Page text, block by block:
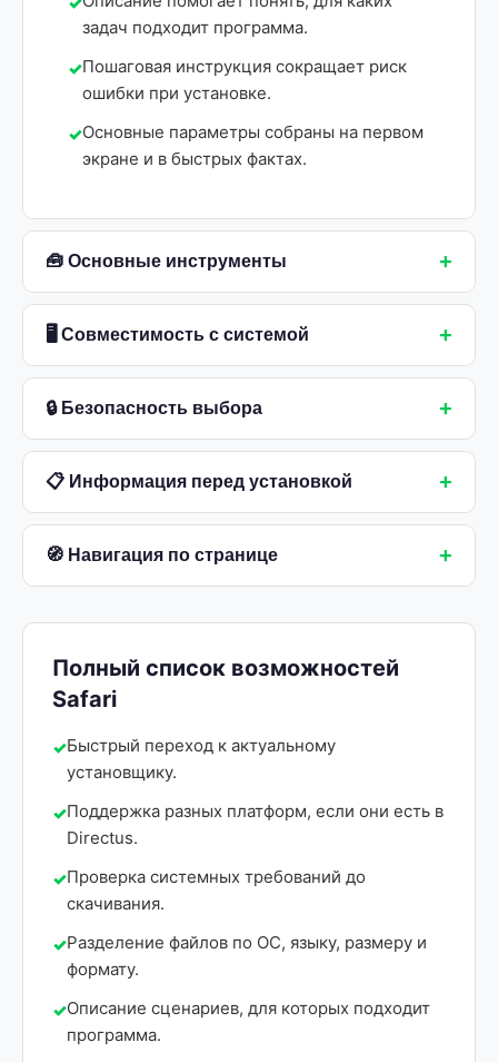
задач подходит программа.
Пошаговая инструкция сокращает риск
ошибки при установке.
Основные параметры собраны на первом
экране и в быстрых фактах.
🧰 Основные инструменты +
🖥 Совместимость с системой +
🔒 Безопасность выбора +
📋 Информация перед установкой +
🧭 Навигация по странице +
Полный список возможностей
Safari
Быстрый переход к актуальному
установщику.
Поддержка разных платформ, если они есть в
Directus.
Проверка системных требований до
скачивания.
Разделение файлов по ОС, языку, размеру и
формату.
Описание сценариев, для которых подходит
программа.